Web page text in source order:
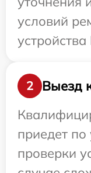
условий
устройства
2
Выезд
приедет
проверки